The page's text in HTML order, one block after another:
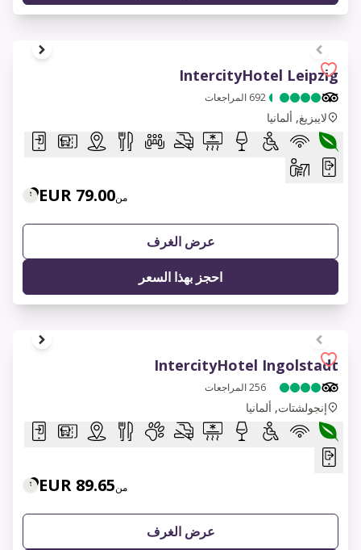
1 of 8
IntercityHotel Leipzig
692 المراجعات
لايبزيغ, ألمانيا
من79.00 EUR
عرض الغرف
احجز بهذا السعر
1 of 6
IntercityHotel Ingolstadt
256المراجعات
إنجولشتات, ألمانيا
من89.65 EUR
عرض الغرف